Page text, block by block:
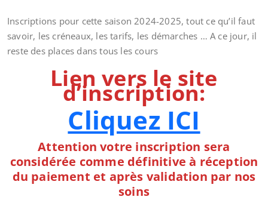
Inscriptions pour cette saison 2024-2025, tout ce qu’il faut
savoir, les créneaux, les tarifs, les démarches … A ce jour, il
reste des places dans tous les cours
Lien vers le site
d’inscription:
Cliquez ICI
Attention votre inscription sera
considérée comme définitive à réception
du paiement et après validation par nos
soins